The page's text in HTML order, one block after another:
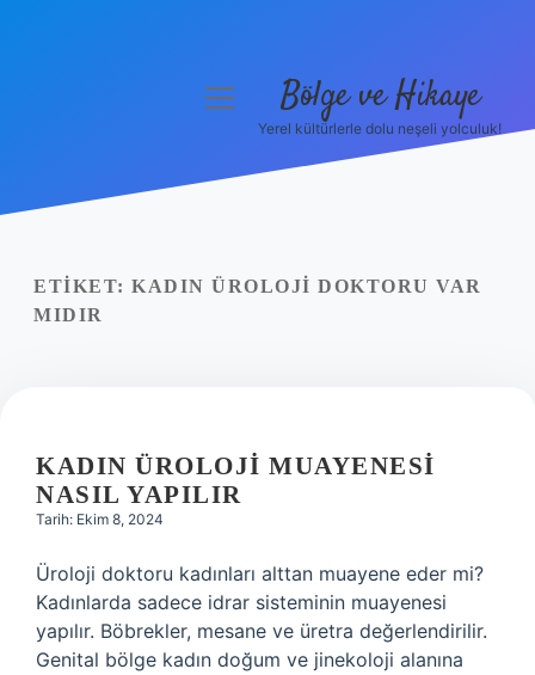
Yasal Uyarı
menüyü
Bölge ve Hikaye
Yerel kültürlerle dolu neşeli yolculuk!
ETIKET: KADIN ÜROLOJI DOKTORU VAR
MIDIR
KADIN ÜROLOJI MUAYENESI
NASIL YAPILIR
Tarih: Ekim 8, 2024
Üroloji doktoru kadınları alttan muayene eder mi?
Kadınlarda sadece idrar sisteminin muayenesi
yapılır. Böbrekler, mesane ve üretra değerlendirilir.
Genital bölge kadın doğum ve jinekoloji alanına